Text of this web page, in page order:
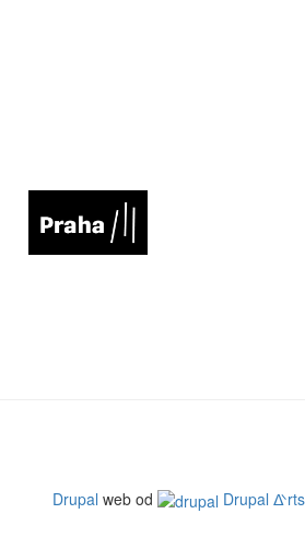
Drupal web od Drupal ᐬrts